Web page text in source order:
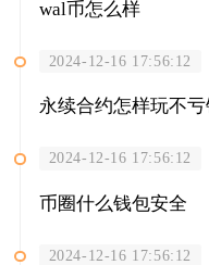
wal币怎么样
2024-12-16 17:56:12
永续合约怎样玩不
2024-12-16 17:56:12
币圈什么钱包安全
2024-12-16 17:56:12